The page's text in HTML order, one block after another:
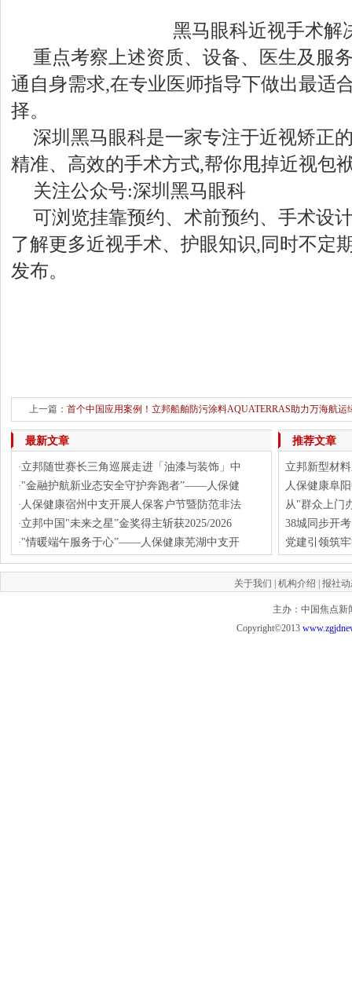
黑马眼科近视手术解
重点考察上述资质、设备、医生及服
通自身需求,在专业医师指导下做出最适
择。
深圳黑马眼科是一家专注于近视矫正
精准、高效的手术方式,帮你甩掉近视包
关注公众号:深圳黑马眼科
可浏览挂靠预约、术前预约、手术设
了解更多近视手术、护眼知识,同时不定
发布。
上一篇： 首个中国应用案例！立邦船舶防污涂料AQUATERRAS助力万海航运
下一篇：立邦中国成功中标中国
最新文章
·立邦随世赛长三角巡展走进「油漆与装饰」中
·"金融护航新业态安全守护奔跑者”——人保健
· 人保健康宿州中支开展人保客户节暨防范非法
·立邦中国"未来之星”金奖得主斩获2025/2026
·"情暖端午服务于心”——人保健康芜湖中支开
推荐文章
立邦新型材
人保健康阜
从"群众上门
38城同步开
党建引领筑
关于我们 | 机构介绍 | 报社
主办：中国焦点新
Copyright©2013